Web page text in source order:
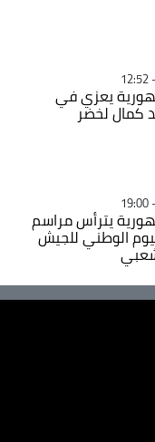
يعزي في
كمال لخضر
يترأس مراسم
الوطني للجيش